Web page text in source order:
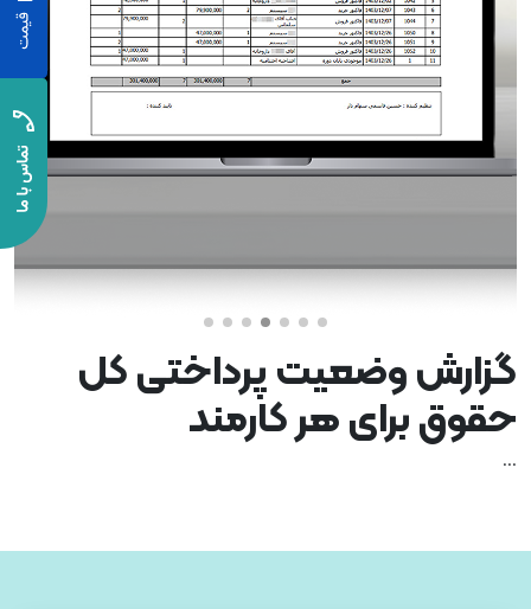
گزارش وضعیت پرداختی کل
حقوق برای هر کارمند
...